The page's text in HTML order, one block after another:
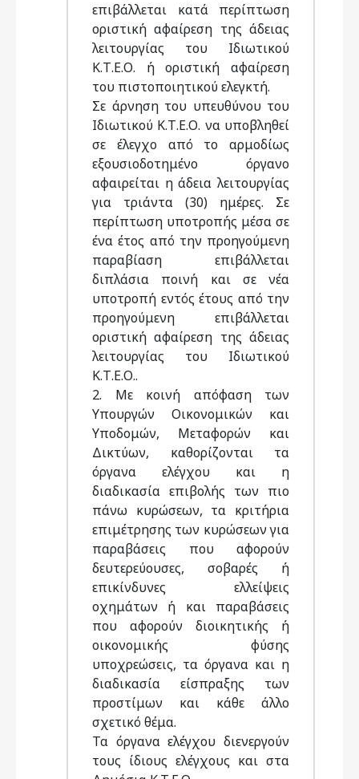
επιβάλλεται κατά περίπτωση
οριστική αφαίρεση της άδειας
λειτουργίας του Ιδιωτικού
Κ.Τ.Ε.Ο. ή οριστική αφαίρεση
του πιστοποιητικού ελεγκτή.
Σε άρνηση του υπευθύνου του
Ιδιωτικού Κ.Τ.Ε.Ο. να υποβληθεί
σε έλεγχο από το αρμοδίως
εξουσιοδοτημένο όργανο
αφαιρείται η άδεια λειτουργίας
για τριάντα (30) ημέρες. Σε
περίπτωση υποτροπής μέσα σε
ένα έτος από την προηγούμενη
παραβίαση επιβάλλεται
διπλάσια ποινή και σε νέα
υποτροπή εντός έτους από την
προηγούμενη επιβάλλεται
οριστική αφαίρεση της άδειας
λειτουργίας του Ιδιωτικού
Κ.Τ.Ε.Ο..
2. Με κοινή απόφαση των
Υπουργών Οικονομικών και
Υποδομών, Μεταφορών και
Δικτύων, καθορίζονται τα
όργανα ελέγχου και η
διαδικασία επιβολής των πιο
πάνω κυρώσεων, τα κριτήρια
επιμέτρησης των κυρώσεων για
παραβάσεις που αφορούν
δευτερεύουσες, σοβαρές ή
επικίνδυνες ελλείψεις
οχημάτων ή και παραβάσεις
που αφορούν διοικητικής ή
οικονομικής φύσης
υποχρεώσεις, τα όργανα και η
διαδικασία είσπραξης των
προστίμων και κάθε άλλο
σχετικό θέμα.
Τα όργανα ελέγχου διενεργούν
τους ίδιους ελέγχους και στα